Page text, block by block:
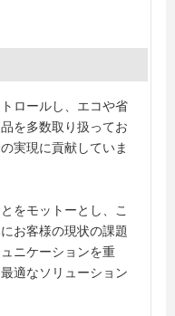
ロールし、エコや省
を多数取り扱ってお
実現に貢献していま
をモットーとし、こ
お客様の現状の課題
ニケーションを重
適なソリューション